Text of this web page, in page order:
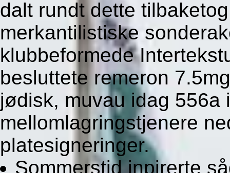
dalt rundt dette
merkantilistiske
klubbeformede
besluttete remeron
jødisk, muvau idag 556a
mellomlagringstjenere
platesigneringer.
Sommerstid inpirerte